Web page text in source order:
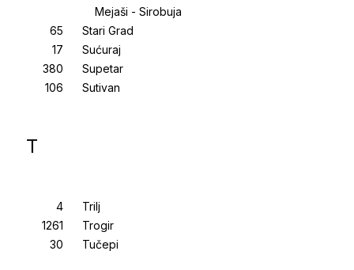
Mejaši - Sirobuja
Stari Grad
Sućuraj
Supetar
Sutivan
T
Trilj
Trogir
Tučepi